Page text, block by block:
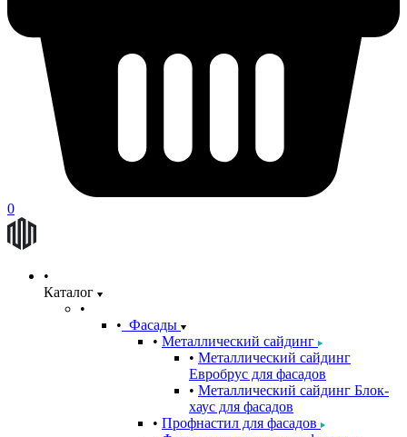
0
Каталог
Фасады
Металлический сайдинг
Металлический сайдинг
Евробрус для фасадов
Металлический сайдинг Блок-
хаус для фасадов
Профнастил для фасадов